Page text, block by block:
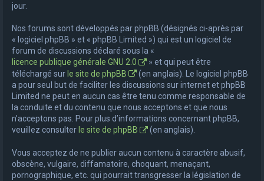
jour.
Nos forums sont développés par phpBB (désignés ci-après par
« logiciel phpBB » et « phpBB Limited ») qui est un logiciel de
forum de discussions déclaré sous la «
licence publique générale GNU 2.0
» et qui peut être
téléchargé surle site de phpBB
(en anglais). Le logiciel phpBB
a pour seul but de faciliter les discussions sur internet et phpBB
Limited ne peut en aucun cas être tenu comme responsable de
la conduite et du contenu que nous acceptons et que nous
n’acceptons pas. Pour plus d’informations concernant phpBB,
veuillez consulter le site de phpBB (en anglais).
Vous acceptez de ne publier aucun contenu à caractère abusif,
obscène, vulgaire, diffamatoire, choquant, menaçant,
pornographique, etc. qui pourrait transgresser la législation de